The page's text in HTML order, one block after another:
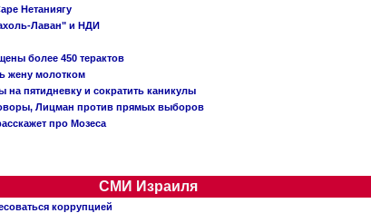
Нетаниягу
Лаван" и НДИ
более 450 терактов
жену молотком
на пятидневку и сократить каникулы
Лицман против прямых выборов
про Мозеса
СМИ Израиля
коррупцией